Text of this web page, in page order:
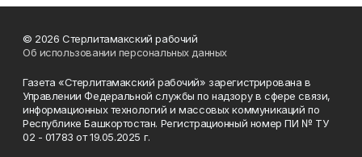
© 2026 Стерлитамакский рабочий
Об использовании персональных данных
Газета «Стерлитамакский рабочий» зарегистрирована в
Управлении Федеральной службы по надзору в сфере связи,
информационных технологий и массовых коммуникаций по
Республике Башкортостан. Регистрационный номер ПИ № ТУ
02 - 01783 от 19.05.2025 г.